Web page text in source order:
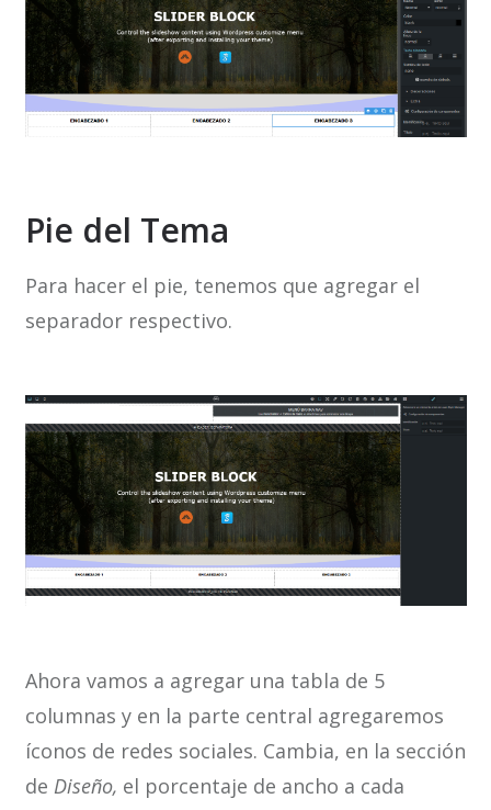
Pie del Tema
Para hacer el pie, tenemos que agregar el
separador respectivo.
Ahora vamos a agregar una tabla de 5
columnas y en la parte central agregaremos
íconos de redes sociales. Cambia, en la sección
de Diseño, el porcentaje de ancho a cada